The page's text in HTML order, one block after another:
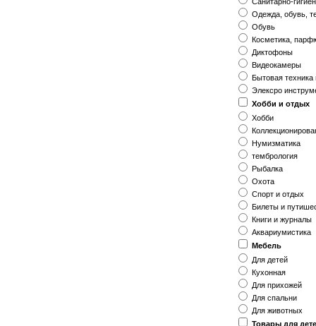
Одежда, обувь,
Обувь
Косметика,
Диктофоны
Видеокамеры
Бытовая техника
Элексро
Хобби и отдых
Хобби
Нумизматика
тембрология
Рыбалка
Охота
Спорт и отдых
Билеты и
Книги и журналы
Аквариумистика
Мебель
Для детей
Кухонная
Для прихожей
Для спальни
Для животных
Товары для